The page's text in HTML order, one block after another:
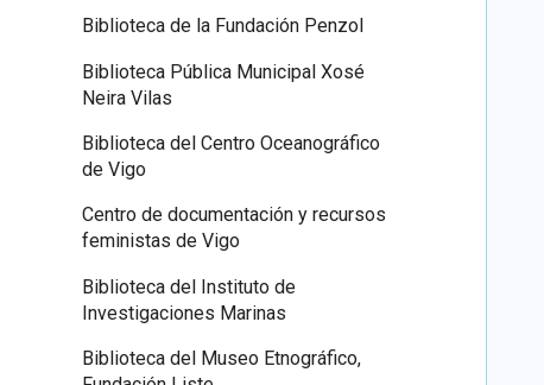
Biblioteca de la Fundación Penzol
Biblioteca Pública Municipal Xosé
Neira Vilas
Biblioteca del Centro Oceanográfico
de Vigo
Centro de documentación y recursos
feministas de Vigo
Biblioteca del Instituto de
Investigaciones Marinas
Biblioteca del Museo Etnográfico,